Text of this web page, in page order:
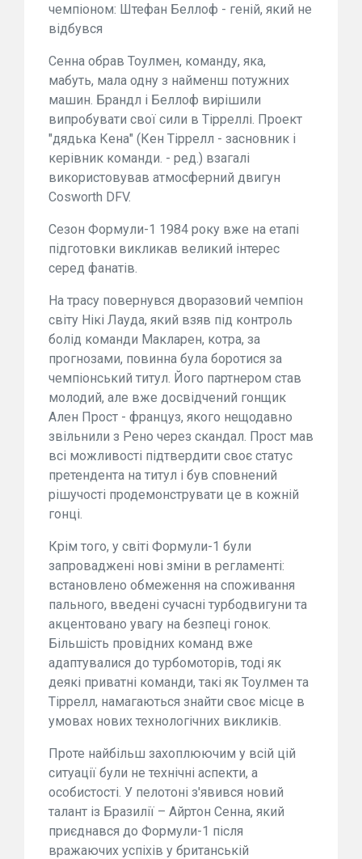
чемпіоном: Штефан Беллоф - геній, який не
відбувся
Сенна обрав Тоулмен, команду, яка,
мабуть, мала одну з найменш потужних
машин. Брандл і Беллоф вирішили
випробувати свої сили в Тірреллі. Проект
"дядька Кена" (Кен Тіррелл - засновник і
керівник команди. - ред.) взагалі
використовував атмосферний двигун
Cosworth DFV.
Сезон Формули-1 1984 року вже на етапі
підготовки викликав великий інтерес
серед фанатів.
На трасу повернувся дворазовий чемпіон
світу Нікі Лауда, який взяв під контроль
болід команди Макларен, котра, за
прогнозами, повинна була боротися за
чемпіонський титул. Його партнером став
молодий, але вже досвідчений гонщик
Ален Прост - француз, якого нещодавно
звільнили з Рено через скандал. Прост мав
всі можливості підтвердити своє статус
претендента на титул і був сповнений
рішучості продемонструвати це в кожній
гонці.
Крім того, у світі Формули-1 були
запроваджені нові зміни в регламенті:
встановлено обмеження на споживання
пального, введені сучасні турбодвигуни та
акцентовано увагу на безпеці гонок.
Більшість провідних команд вже
адаптувалися до турбомоторів, тоді як
деякі приватні команди, такі як Тоулмен та
Тіррелл, намагаються знайти своє місце в
умовах нових технологічних викликів.
Проте найбільш захоплюючим у всій цій
ситуації були не технічні аспекти, а
особистості. У пелотоні з'явився новий
талант із Бразилії – Айртон Сенна, який
приєднався до Формули-1 після
вражаючих успіхів у британській